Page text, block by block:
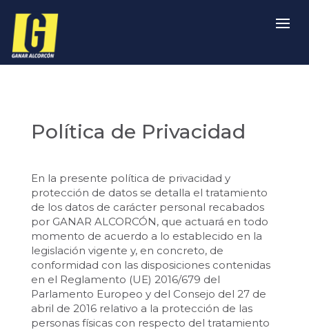
Política de Privacidad
En la presente política de privacidad y
protección de datos se detalla el tratamiento
de los datos de carácter personal recabados
por GANAR ALCORCÓN, que actuará en todo
momento de acuerdo a lo establecido en la
legislación vigente y, en concreto, de
conformidad con las disposiciones contenidas
en el Reglamento (UE) 2016/679 del
Parlamento Europeo y del Consejo del 27 de
abril de 2016 relativo a la protección de las
personas físicas con respecto del tratamiento